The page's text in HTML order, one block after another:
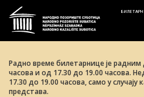
Радно време билетарнице је
часова и од 17.30 до 19.00 часова.
17.30 до 19.00 часова, само у случају
представа.